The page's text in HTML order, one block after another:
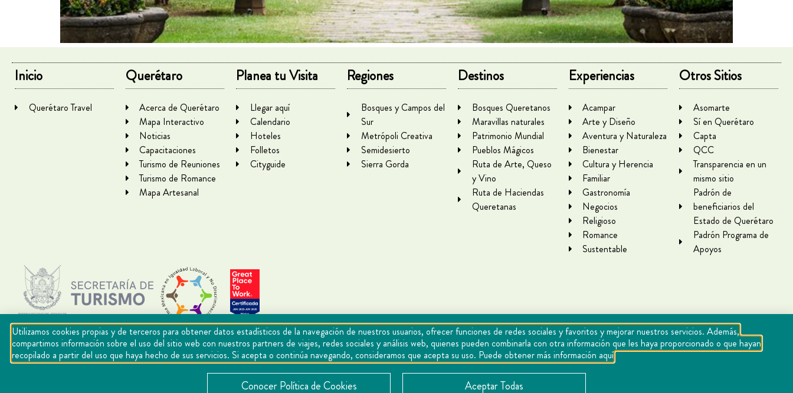
Inicio
Querétaro Travel
Querétaro
Acerca de Querétaro
Mapa Interactivo
Noticias
Capacitaciones
Turismo de Reuniones
Turismo de Romance
Mapa Artesanal
Planea tu Visita
Llegar aquí
Calendario
Hoteles
Folletos
Cityguide
Regiones
Bosques y Campos del
Sur
Metrópoli Creativa
Semidesierto
Sierra Gorda
Destinos
Bosques Queretanos
Maravillas naturales
Patrimonio Mundial
Pueblos Mágicos
Ruta de Arte, Queso
y Vino
Ruta de Haciendas
Queretanas
Experiencias
Acampar
Arte y Diseño
Aventura y Naturaleza
Bienestar
Cultura y Herencia
Familiar
Gastronomía
Negocios
Religioso
Romance
Sustentable
Otros Sitios
Asomarte
Sí en Querétaro
Capta
QCC
Transparencia en un
mismo sitio
Padrón de
beneficiarios del
Estado de Querétaro
Padrón Programa de
Apoyos
Cookies Aviso de privacidad Contacto
Utilizamos cookies propias y de terceros para obtener datos estadísticos de la navegación de nuestros usuarios, ofrecer funciones de redes sociales y favoritos y mejorar nuestros servicios. Además,
compartimos información sobre el uso del sitio web con nuestros partners de viajes, redes sociales y análisis web, quienes pueden combinarla con otra información que les haya proporcionado o que hayan
recopilado a partir del uso que haya hecho de sus servicios. Si acepta o continúa navegando, consideramos que acepta su uso. Puede obtener más información aquí
Conocer Política de Cookies Aceptar Todas